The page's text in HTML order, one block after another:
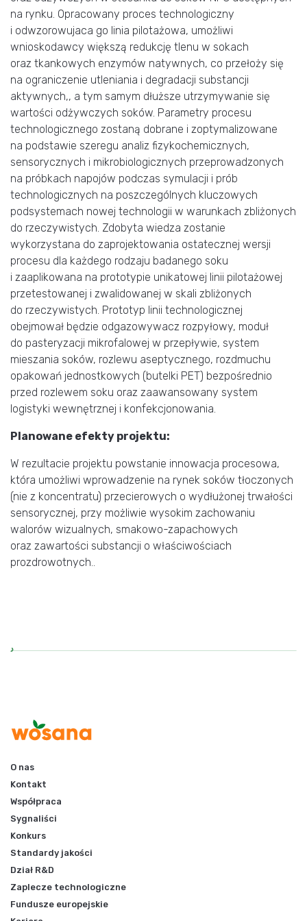
na rynku. Opracowany proces technologiczny
i odwzorowujaca go linia pilotażowa, umożliwi
wnioskodawcy większą redukcję tlenu w sokach
oraz tkankowych enzymów natywnych, co przełoży się
na ograniczenie utleniania i degradacji substancji
aktywnych,, a tym samym dłuższe utrzymywanie się
wartości odżywczych soków. Parametry procesu
technologicznego zostaną dobrane i zoptymalizowane
na podstawie szeregu analiz fizykochemicznych,
sensorycznych i mikrobiologicznych przeprowadzonych
na próbkach napojów podczas symulacji i prób
technologicznych na poszczególnych kluczowych
podsystemach nowej technologii w warunkach zbliżonych
do rzeczywistych. Zdobyta wiedza zostanie
wykorzystana do zaprojektowania ostatecznej wersji
procesu dla każdego rodzaju badanego soku
i zaaplikowana na prototypie unikatowej linii pilotażowej
przetestowanej i zwalidowanej w skali zbliżonych
do rzeczywistych. Prototyp linii technologicznej
obejmował będzie odgazowywacz rozpyłowy, moduł
do pasteryzacji mikrofalowej w przepływie, system
mieszania soków, rozlewu aseptycznego, rozdmuchu
opakowań jednostkowych (butelki PET) bezpośrednio
przed rozlewem soku oraz zaawansowany system
logistyki wewnętrznej i konfekcjonowania.
Planowane efekty projektu:
W rezultacie projektu powstanie innowacja procesowa,
która umożliwi wprowadzenie na rynek soków tłoczonych
(nie z koncentratu) przecierowych o wydłużonej trwałości
sensorycznej, przy możliwie wysokim zachowaniu
walorów wizualnych, smakowo-zapachowych
oraz zawartości substancji o właściwościach
prozdrowotnych..
O nas
Kontakt
Współpraca
Sygnaliści
Konkurs
Standardy jakości
Dział R&D
Zaplecze technologiczne
Fundusze europejskie